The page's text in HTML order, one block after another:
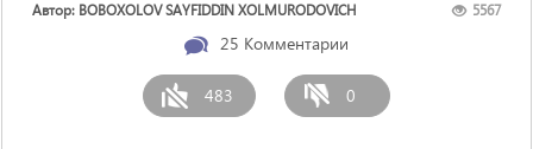
Автор: BOBOXOLOV SAYFIDDIN XOLMURODOVICH 5567
25 Комментарии
483 0